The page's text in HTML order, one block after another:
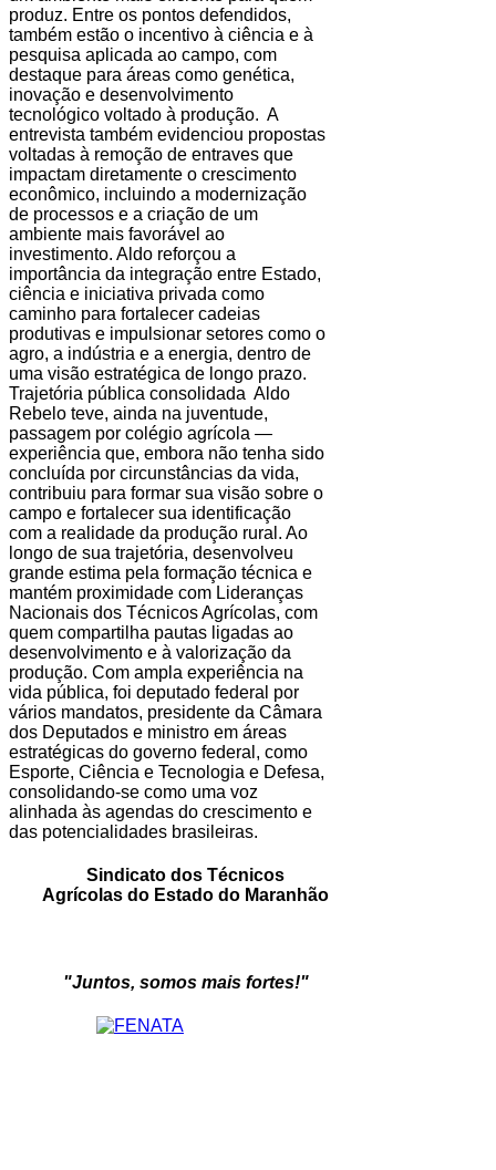
produz. Entre os pontos defendidos,
também estão o incentivo à ciência e à
pesquisa aplicada ao campo, com
destaque para áreas como genética,
inovação e desenvolvimento
tecnológico voltado à produção. A
entrevista também evidenciou propostas
voltadas à remoção de entraves que
impactam diretamente o crescimento
econômico, incluindo a modernização
de processos e a criação de um
ambiente mais favorável ao
investimento. Aldo reforçou a
importância da integração entre Estado,
ciência e iniciativa privada como
caminho para fortalecer cadeias
produtivas e impulsionar setores como o
agro, a indústria e a energia, dentro de
uma visão estratégica de longo prazo.
Trajetória pública consolidada Aldo
Rebelo teve, ainda na juventude,
passagem por colégio agrícola —
experiência que, embora não tenha sido
concluída por circunstâncias da vida,
contribuiu para formar sua visão sobre o
campo e fortalecer sua identificação
com a realidade da produção rural. Ao
longo de sua trajetória, desenvolveu
grande estima pela formação técnica e
mantém proximidade com Lideranças
Nacionais dos Técnicos Agrícolas, com
quem compartilha pautas ligadas ao
desenvolvimento e à valorização da
produção. Com ampla experiência na
vida pública, foi deputado federal por
vários mandatos, presidente da Câmara
dos Deputados e ministro em áreas
estratégicas do governo federal, como
Esporte, Ciência e Tecnologia e Defesa,
consolidando-se como uma voz
alinhada às agendas do crescimento e
das potencialidades brasileiras.
Sindicato dos Técnicos
Agrícolas do Estado do Maranhão
"Juntos, somos mais fortes!"